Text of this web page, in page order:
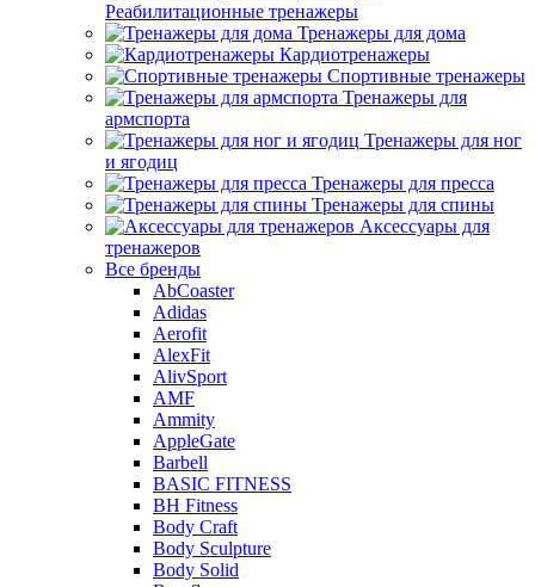
Реабилитационные тренажеры
Тренажеры для дома
Кардиотренажеры
Спортивные тренажеры
Тренажеры для
армспорта
Тренажеры для ног
и ягодиц
Тренажеры для пресса
Тренажеры для спины
Аксессуары для
тренажеров
Все бренды
AbCoaster
Adidas
Aerofit
AlexFit
AlivSport
AMF
Ammity
AppleGate
Barbell
BASIC FITNESS
BH Fitness
Body Craft
Body Sculpture
Body Solid